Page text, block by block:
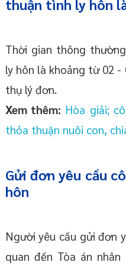
thuận tình ly hôn
Thời gian thông
ly hôn là khoảng từ 02
thụ lý đơn.
Xem thêm: Hòa giải;
thỏa thuận nuôi con,
Gửi đơn yêu cầu
hôn
Người yêu cầu gửi đơn
quan đến Tòa án